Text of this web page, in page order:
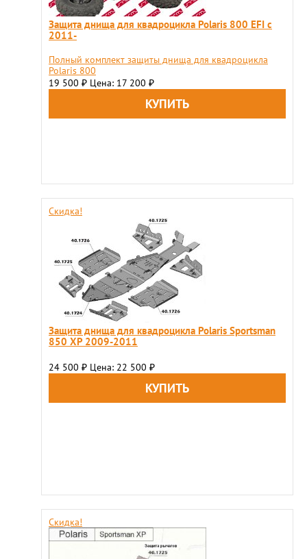
Защита днища для квадроцикла Polaris 800 EFI с
2011-
Полный комплект защиты днища для квадроцикла
Polaris 800
19 500 ₽ Цена: 17 200 ₽
Скидка!
Защита днища для квадроцикла Polaris Sportsman
850 XP 2009-2011
24 500 ₽ Цена: 22 500 ₽
Скидка!